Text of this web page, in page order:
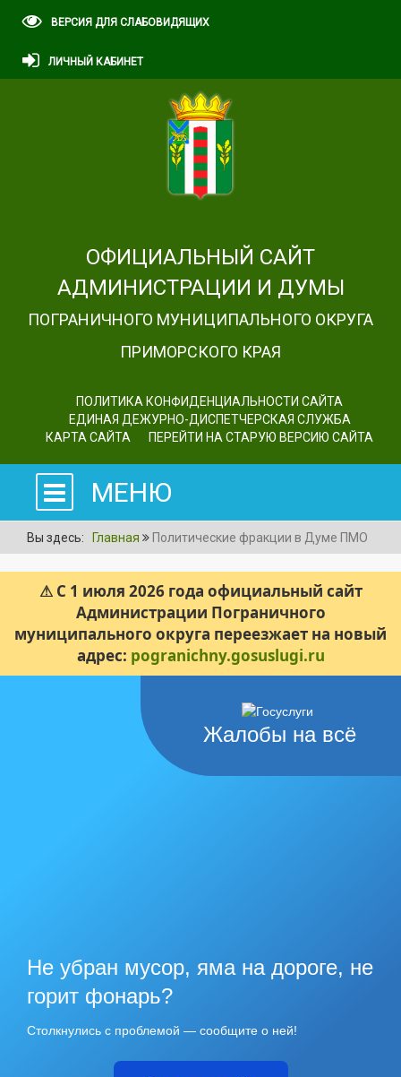
ВЕРСИЯ ДЛЯ СЛАБОВИДЯЩИХ
ЛИЧНЫЙ КАБИНЕТ
ОФИЦИАЛЬНЫЙ САЙТ
АДМИНИСТРАЦИИ И ДУМЫ
ПОГРАНИЧНОГО МУНИЦИПАЛЬНОГО ОКРУГА
ПРИМОРСКОГО КРАЯ
ПОЛИТИКА КОНФИДЕНЦИАЛЬНОСТИ САЙТА
ЕДИНАЯ ДЕЖУРНО-ДИСПЕТЧЕРСКАЯ СЛУЖБА
КАРТА САЙТА
ПЕРЕЙТИ НА СТАРУЮ ВЕРСИЮ САЙТА
МЕНЮ
Вы здесь: Главная Политические фракции в Думе ПМО
⚠ С 1 июля 2026 года официальный сайт
Администрации Пограничного
муниципального округа переезжает на новый
адрес: pogranichny.gosuslugi.ru
Жалобы на всё
Не убран мусор, яма на дороге, не
горит фонарь?
Столкнулись с проблемой — сообщите о ней!